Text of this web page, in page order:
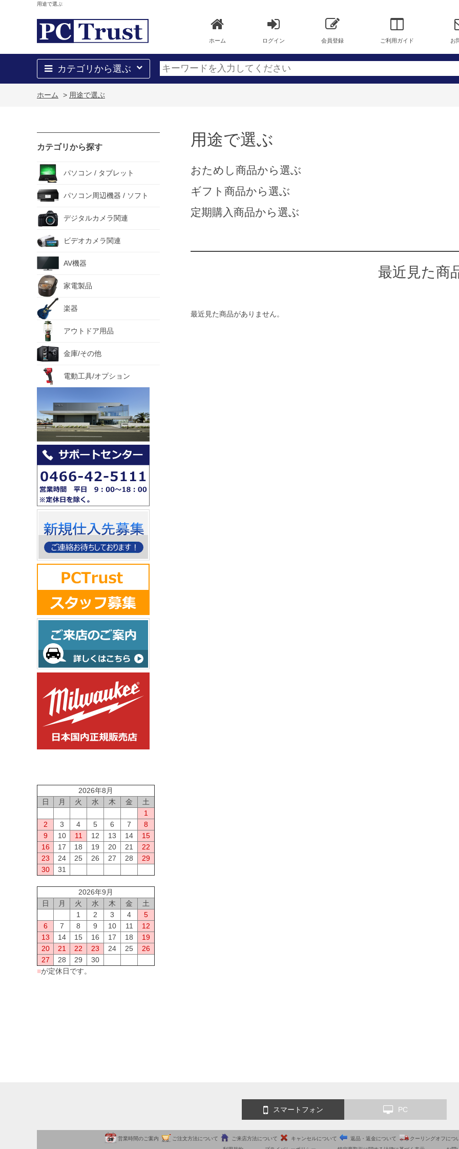
用途で選ぶ
ホーム ログイン 会員登録 ご利用ガイド お
カテゴリから選ぶ
ホーム > 用途で選ぶ
カテゴリから探す
パソコン / タブレット
パソコン周辺機器 / ソフト
デジタルカメラ関連
ビデオカメラ関連
AV機器
家電製品
楽器
アウトドア用品
金庫/その他
電動工具/オプション
2026年8月
日
月 火 水 木 金
土
1
2
3 4 5 6 7
8
9
10 11 12 13 14
15
16
17 18 19 20 21
22
23
24 25 26 27 28
29
30
31
2026年9月
日
月 火 水 木 金
土
1
2 3 4
5
6
7 8 9 10 11
12
13
14 15 16 17 18
19
20
21 22 23 24 25
26
27
28 29
30
■が定休日です。
用途で選ぶ
おためし商品から選ぶ
ギフト商品から選ぶ
定期購入商品から選ぶ
最近見た商
最近見た商品がありません。
スマートフォン PC
営業時間のご案内 ご注文方法について ご来店方法について キャンセルについて 返品・返金について クーリングオフにつ